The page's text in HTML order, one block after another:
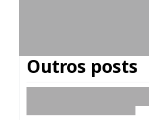
Outros posts